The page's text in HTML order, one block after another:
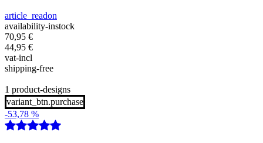
article_readon
availability-instock
70,95 €
44,95 €
vat-incl
shipping-free
1 product-designs
variant_btn.purchase
-53,78 %